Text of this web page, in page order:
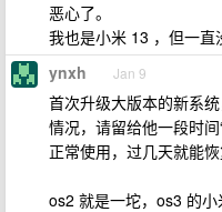
恶心了。
我也是小米 13 ，但一直
ynxh Jan 9
首次升级大版本的新系
情况，请留给他一段时间
正常使用，过几天就能恢
os2 就是一坨，os3 的